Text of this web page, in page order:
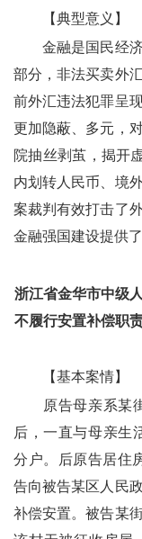
【典型意义】
金融是国民经济
部分，非法买卖外
前外汇违法犯罪呈
更加隐蔽、多元，
院抽丝剥茧，揭开
内划转人民币、境
案裁判有效打击了
金融强国建设提供
浙江省金华市中级
不履行安置补偿职
【基本案情】
原告母亲系某街
后，一直与母亲生
分户。后原告居住
告向被告某区人民
补偿安置。被告某